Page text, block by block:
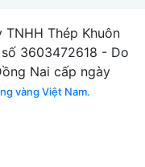
Thép Khuôn
3603472618 - Do
Nai cấp ngày
vàng Việt Nam.